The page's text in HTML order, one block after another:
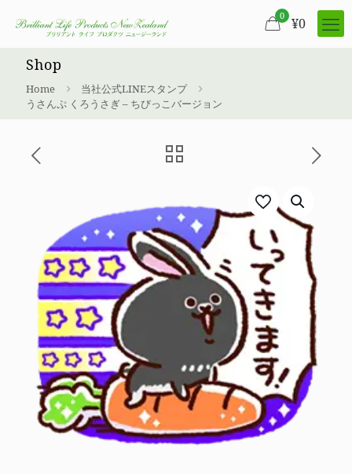
0 ¥0
Shop
Home
当社公式LINEスタンプ
うさんぷ くろうさぎ – ちびっこバージョン